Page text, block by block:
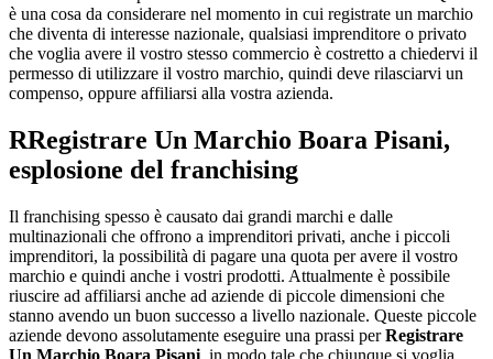
è una cosa da considerare nel momento in cui registrate un marchio
che diventa di interesse nazionale, qualsiasi imprenditore o privato
che voglia avere il vostro stesso commercio è costretto a chiedervi il
permesso di utilizzare il vostro marchio, quindi deve rilasciarvi un
compenso, oppure affiliarsi alla vostra azienda.
RRegistrare Un Marchio Boara Pisani,
esplosione del franchising
Il franchising spesso è causato dai grandi marchi e dalle
multinazionali che offrono a imprenditori privati, anche i piccoli
imprenditori, la possibilità di pagare una quota per avere il vostro
marchio e quindi anche i vostri prodotti. Attualmente è possibile
riuscire ad affiliarsi anche ad aziende di piccole dimensioni che
stanno avendo un buon successo a livello nazionale. Queste piccole
aziende devono assolutamente eseguire una prassi perRegistrare
Un Marchio Boara Pisani , in modo tale che chiunque si voglia